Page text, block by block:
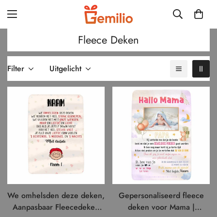
Fleece Deken
Filter Uitgelicht
We omhelsden deze deken,
Aanpasbaar Fleecedeken
Gepersonaliseerd fleece
deken voor Mama |